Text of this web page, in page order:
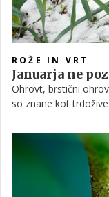
ROŽE IN VRT
Januarja ne
Ohrovt, brstični
so znane kot
da ljubiteljski